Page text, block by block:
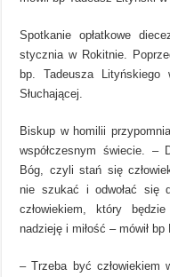
Spotkanie opłatkowe
stycznia w Rokitnie.
bp. Tadeusza
Słuchającej.
Biskup w homilii
współczesnym świecie. –
Bóg, czyli stań się
nie szukać i odwołać się
człowiekiem, który
nadzieję i miłość – mówił bp
– Trzeba być człowiekiem